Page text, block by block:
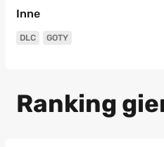
Inne
DLC GOTY
Ranking